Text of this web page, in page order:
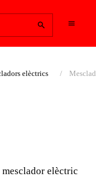
elèctrics
elèctric